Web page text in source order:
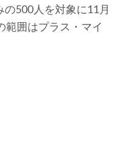
500人を対象に11月
範囲はプラス・マイ